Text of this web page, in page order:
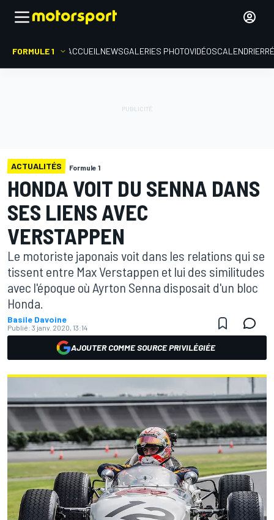
FORMULE 1 ACCUEIL NEWSGALERIES PHOTOVIDÉOSCALENDRIER
ACTUALITÉS Formule 1
HONDA VOIT DU SENNA DANS
SES LIENS AVEC
VERSTAPPEN
Le motoriste japonais voit dans les relations qui se
tissent entre Max Verstappen et lui des similitudes
avec l'époque où Ayrton Senna disposait d'un bloc
Honda.
Basile Davoine
Publié: 3 janv. 2020, 13:14
AJOUTER COMME SOURCE PRIVILÉGIÉE